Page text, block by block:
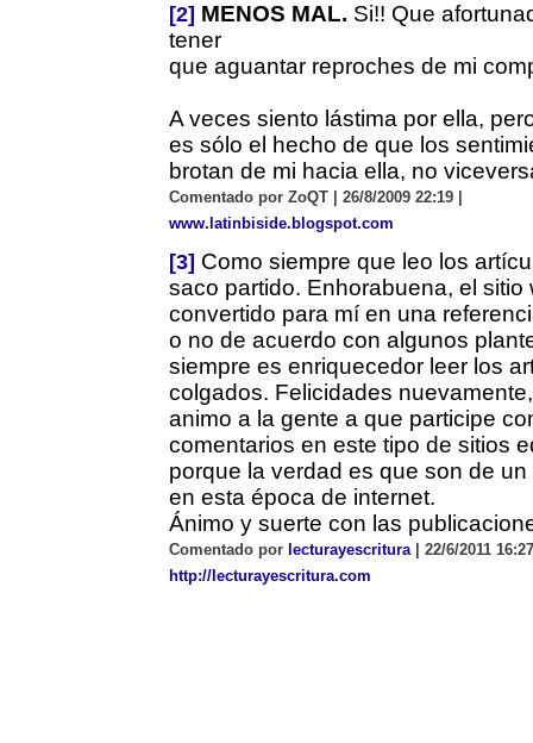
[2] MENOS MAL. Si!! Que
tener
que aguantar reproches de mi
A veces siento lástima por ella,
es sólo el hecho de que los
brotan de mi hacia ella, no
Comentado por ZoQT | 26/8/2009 22:19 |
www.latinbiside.blogspot.com
[3] Como siempre que leo los
saco partido. Enhorabuena, el sitio
convertido para mí en una
o no de acuerdo con algunos
siempre es enriquecedor leer los
colgados. Felicidades
animo a la gente a que participe
comentarios en este tipo de sitios
porque la verdad es que son de
en esta época de internet.
Ánimo y suerte con las
Comentado por lecturayescritura| 22/6/2011
http://lecturayescritura.com